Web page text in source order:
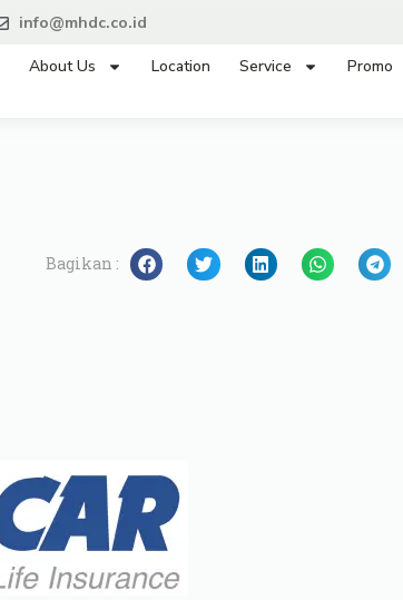
info@mhdc.co.id
About Us Location Service Promo
Bagikan :